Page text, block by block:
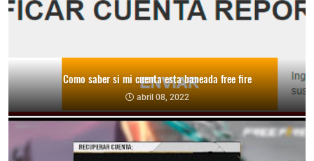
Como saber si mi cuenta esta baneada free fire
abril 08, 2022